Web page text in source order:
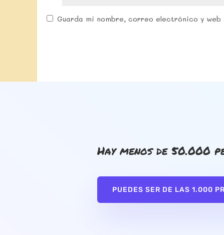
Guarda mi nombre, correo electrónico y
Hay menos de 50.000
PUEDES SER DE LAS 1.000